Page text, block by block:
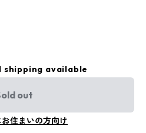
available
out
住まいの方向け